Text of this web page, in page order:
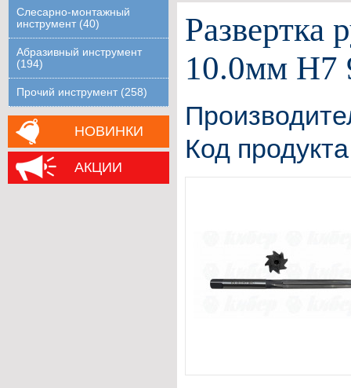
Слесарно-монтажный
инструмент (40)
Абразивный инструмент
(194)
Прочий инструмент (258)
НОВИНКИ
АКЦИИ
Развертка
10.0мм
Код